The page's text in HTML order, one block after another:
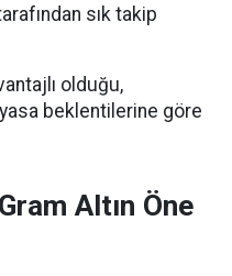
sık takip
olduğu,
beklentilerine göre
Altın Öne